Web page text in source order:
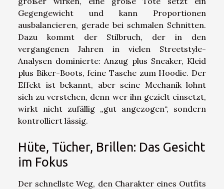
Gegengewicht und kann Proportionen
ausbalancieren, gerade bei schmalen Schnitten.
Dazu kommt der Stilbruch, der in den
vergangenen Jahren in vielen Streetstyle-
Analysen dominierte: Anzug plus Sneaker, Kleid
plus Biker-Boots, feine Tasche zum Hoodie. Der
Effekt ist bekannt, aber seine Mechanik lohnt
sich zu verstehen, denn wer ihn gezielt einsetzt,
wirkt nicht zufällig „gut angezogen“, sondern
kontrolliert lässig.
Hüte, Tücher, Brillen: Das Gesicht
im Fokus
Der schnellste Weg, den Charakter eines Outfits